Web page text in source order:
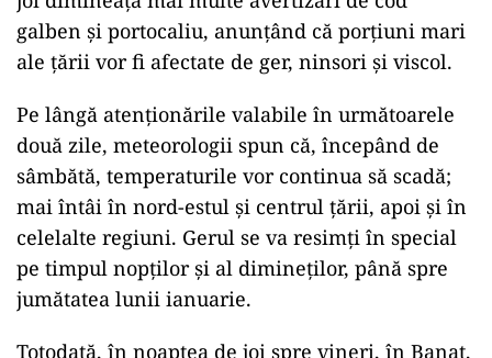
pot proteja de ger.
Pentru șoferi, gerul poate aduce drumuri
alunecoase. Este recomandat să plecați la
drum doar dacă este necesar, să circulați cu
viteză redusă, să păstrați distanța față de
celelalte vehicule și să vă asigurați că mașina
este echipată corespunzător pentru iarnă”.
Ger în zeci de județe
Administrația Națională de Meteorologie a emis